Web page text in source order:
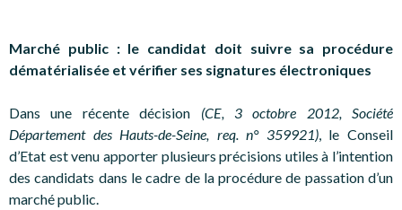
Marché public : le candidat doit suivre sa procédure
dématérialisée et vérifier ses signatures électroniques
Dans une récente décision (CE, 3 octobre 2012, Société
Département des Hauts-de-Seine, req. n° 359921), le Conseil
d’Etat est venu apporter plusieurs précisions utiles à l’intention
des candidats dans le cadre de la procédure de passation d’un
marché public.